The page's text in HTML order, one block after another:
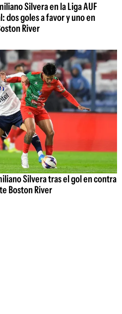
Silvera en la Liga AUF
dos goles a favor y uno en
River
Silvera tras el gol en contra
Boston River